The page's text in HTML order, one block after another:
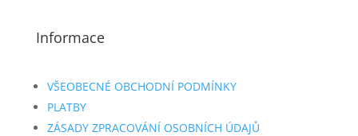
Informace
VŠEOBECNÉ OBCHODNÍ PODMÍNKY
PLATBY
ZÁSADY ZPRACOVÁNÍ OSOBNÍCH ÚDAJŮ